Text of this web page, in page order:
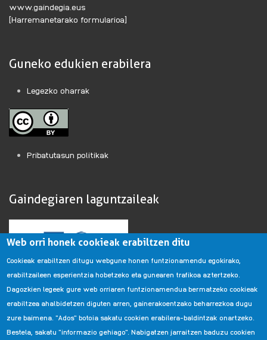
www.gaindegia.eus
[Harremanetarako formularioa]
Guneko edukien erabilera
Legezko oharrak
Pribatutasun politikak
Gaindegiaren laguntzaileak
Web orri honek cookieak erabiltzen ditu
Cookieak erabiltzen ditugu webgune honen funtzionamendu egokirako,
erabiltzaileen esperientzia hobetzeko eta gunearen trafikoa aztertzeko.
Dagozkien legeek gure web orriaren funtzionamendua bermatzeko cookieak
erabiltzea ahalbidetzen diguten arren, gainerakoentzako beharrezkoa dugu
zure baimena. "Ados" botoia sakatu cookien erabilera-baldintzak onartzeko.
Bestela, sakatu "informazio gehiago". Nabigatzen jarraitzen baduzu cookien